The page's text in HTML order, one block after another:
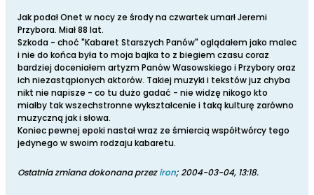
Jak podał Onet w nocy ze środy na czwartek umarł Jeremi
Przybora. Miał 88 lat.
Szkoda - choć "Kabaret Starszych Panów" oglądałem jako malec
i nie do końca była to moja bajka to z biegiem czasu coraz
bardziej doceniałem artyzm Panów Wasowskiego i Przybory oraz
ich niezastąpionych aktorów. Takiej muzyki i tekstów juz chyba
nikt nie napisze - co tu dużo gadać - nie widzę nikogo kto
miałby tak wszechstronne wykształcenie i taką kulturę zarówno
muzyczną jak i słowa.
Koniec pewnej epoki nastał wraz ze śmiercią współtwórcy tego
jedynego w swoim rodzaju kabaretu.
Ostatnia zmiana dokonana przeziron;2004-03-04, 13:18.